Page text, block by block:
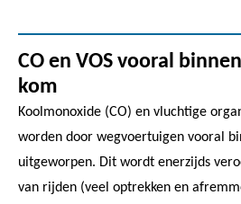
CO en VOS vooral
kom
Koolmonoxide (CO) en vluchtige
worden door wegvoertuigen vooral
uitgeworpen. Dit wordt enerzijds
van rijden (veel optrekken en